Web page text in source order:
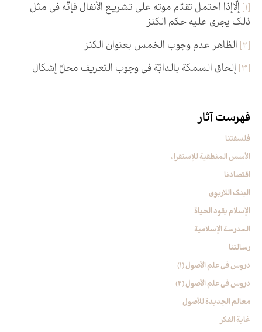
[1] إلّاإذا احتمل تقدّم موته على تشريع الأنفال فإنّه في مثل
ذلك يجري عليه حكم الكنز
[2]
الظاهر عدم وجوب الخمس بعنوان الكنز
[3]
إلحاق السمكة بالدابّة في وجوب التعريف محلّ إشكال
فهرست آثار
فلسفتنا
الأسس المنطقیة للإستقراء
اقتصادنا
البنک اللاربوی
الإسلام یقود الحیاة
المدرسة الإسلامیة
رسالتنا
دروس فی علم الأصول (1)
دروس فی علم الأصول (2)
معالم الجدیدة للأصول
غایة الفکر